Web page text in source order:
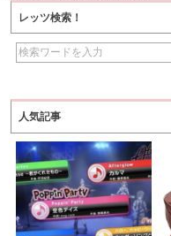
レッツ検索！
人気記事